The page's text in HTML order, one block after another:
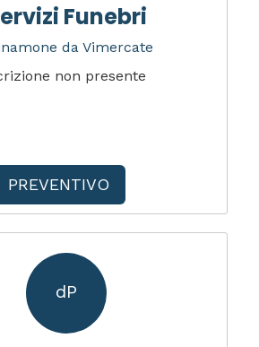
Funebri
da Vimercate
non presente
PREVENTIVO
dP